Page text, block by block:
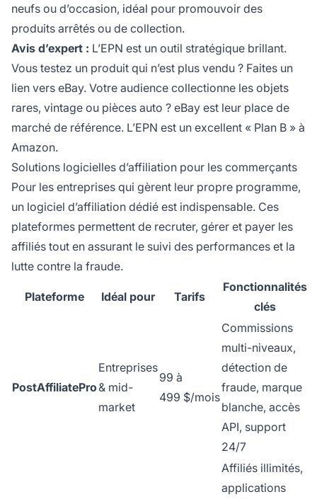
neufs ou d’occasion, idéal pour promouvoir des
produits arrêtés ou de collection.
Avis d’expert : L’EPN est un outil stratégique brillant.
Vous testez un produit qui n’est plus vendu ? Faites un
lien vers eBay. Votre audience collectionne les objets
rares, vintage ou pièces auto ? eBay est leur place de
marché de référence. L’EPN est un excellent « Plan B » à
Amazon.
Solutions logicielles d’affiliation pour les commerçants
Pour les entreprises qui gèrent leur propre programme,
un logiciel d’affiliation dédié est indispensable. Ces
plateformes permettent de recruter, gérer et payer les
affiliés tout en assurant le suivi des performances et la
lutte contre la fraude.
Plateforme Idéal pour Tarifs
Fonctionnalités
clés
PostAffiliatePro
Entreprises
& mid-
market
99 à
499 $/mois
Commissions
multi-niveaux,
détection de
fraude, marque
blanche, accès
API, support
24/7
Affiliés illimités,
applications